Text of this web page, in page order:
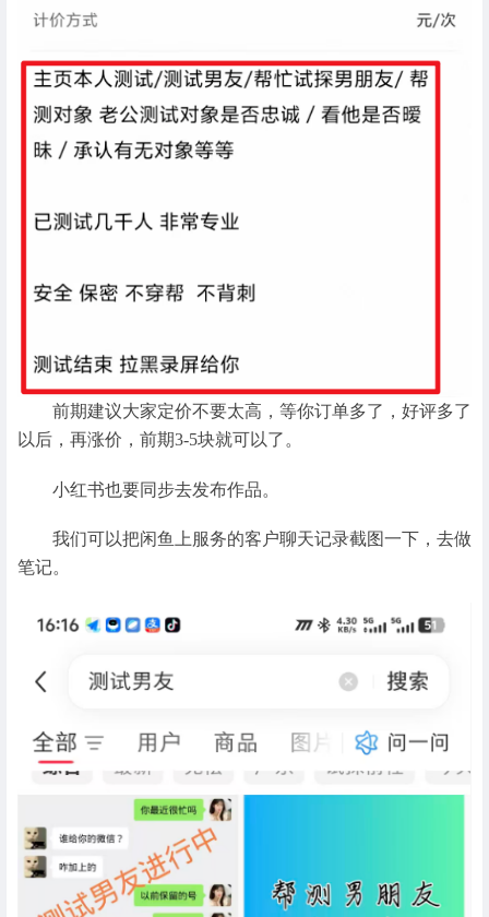
前期建议大家定价不要太高，等你订单多了，好评多了
以后，再涨价，前期3-5块就可以了。
小红书也要同步去发布作品。
我们可以把闲鱼上服务的客户聊天记录截图一下，去做
笔记。